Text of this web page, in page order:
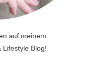
auf meinem
Lifestyle Blog!